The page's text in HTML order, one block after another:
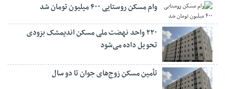
وام مسکن روستایی ۴۰۰ میلیون تومان شد
۲۲۰ واحد نهضت ملی مسکن اندیمشک بزودی
تحویل داده می‌شود
تأمین مسکن زوج‌های جوان تا دو سال